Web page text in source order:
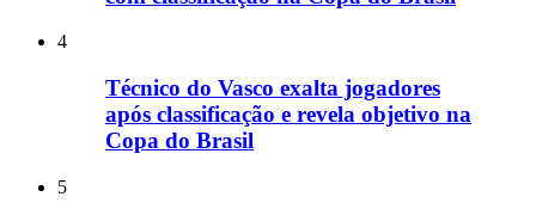
4
Técnico do Vasco exalta jogadores
após classificação e revela objetivo na
Copa do Brasil
5